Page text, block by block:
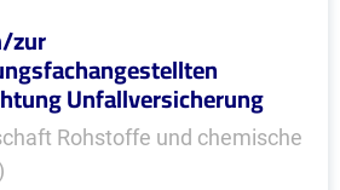
zur
Unfallversicherung
Rohstoffe und chemische